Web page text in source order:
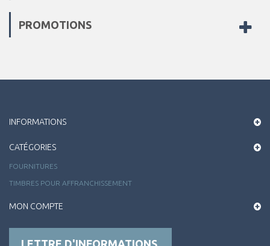
PROMOTIONS
INFORMATIONS
CATÉGORIES
FOURNITURES
TIMBRES POUR AFFRANCHISSEMENT
MON COMPTE